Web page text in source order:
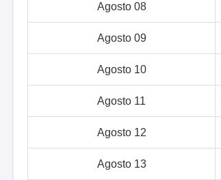
Agosto 08
Agosto 09
Agosto 10
Agosto 11
Agosto 12
Agosto 13